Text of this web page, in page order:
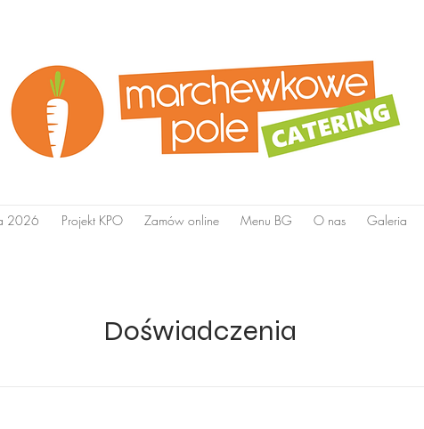
2026 Projekt KPO Zamów online Menu BG O nas Galeria
Doświadczenia